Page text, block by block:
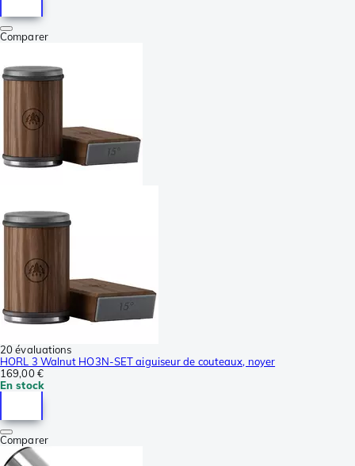
Comparer
20 évaluations
HORL 3 Walnut HO3N-SET aiguiseur de couteaux, noyer
169,00 €
En stock
Comparer